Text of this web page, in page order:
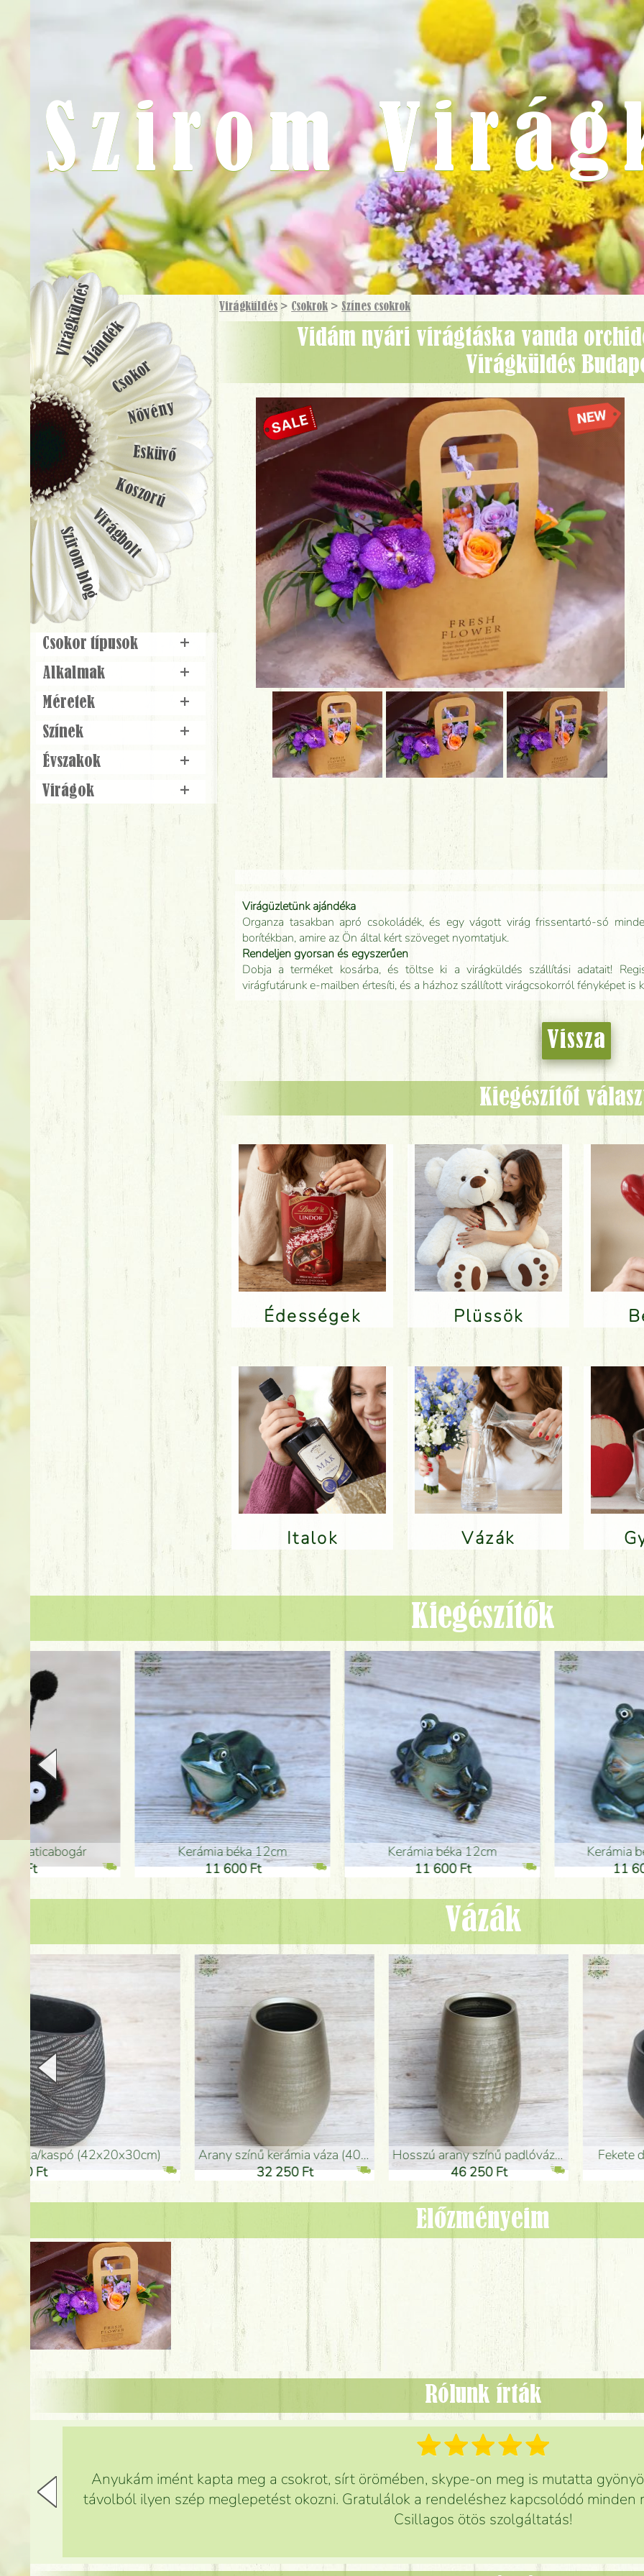
Virágküldés > Csokrok >Színes csokrok
Vidám nyári virágtáska vanda orchideával, korall rózsával -
Virágküldés
Virágüzletünk ajándéka
Organza tasakban apró csokoládék, és egy vágott virág frissentartó-só
borítékban, amire az Ön által kért szöveget nyomtatjuk.
Rendeljen gyorsan és egyszerűen
Dobja a terméket kosárba, és töltse ki a virágküldés szállítási adatait!
virágfutárunk e-mailben értesíti, és a házhoz szállított virágcsokorról fényképet is
Vissza
Kiegészítőt
Édességek Plüssök
Italok Vázák
Szirom
VirágküldésAjándék
Csokor
Növény
Esküvő
Koszorú
Virágbolt
Szirom blog
Csokor típusok
+
Alkalmak
+
Méretek
+
Színek
+
Évszakok
+
Virágok
+
Kiegészítők
Kerámia béka 12cm
11 600 Ft
Kerámia béka 12cm
11 600 Ft
Kerámia béka 12cm
11 600 Ft
Vázák
arany színű kerámia váza (40x26cm)
hosszú arany színű padlóváza (50x29cm)
46 250 Ft
fekete design váza (15x20cm)
11 250 Ft
Előzményeim
Rólunk írták
Anyukám imént kapta meg a csokrot, sírt örömében, skype-on meg is mutatta
távolból ilyen szép meglepetést okozni. Gratulálok a rendeléshez kapcsolódó minden
Csillagos ötös szolgáltatás!